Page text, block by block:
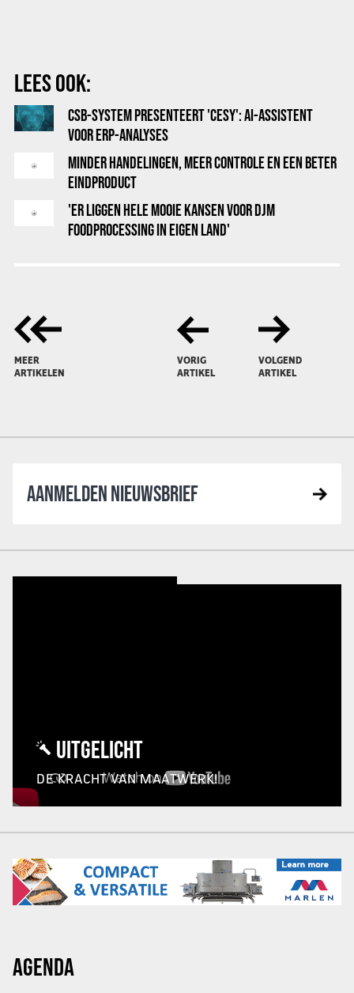
LEES OOK:
CSB-SYSTEM PRESENTEERT 'CESY': AI-ASSISTENT
VOOR ERP-ANALYSES
MINDER HANDELINGEN, MEER CONTROLE EN EEN BETER
EINDPRODUCT
'ER LIGGEN HELE MOOIE KANSEN VOOR DJM
FOODPROCESSING IN EIGEN LAND'
MEER
ARTIKELEN
VORIG
ARTIKEL
VOLGEND
ARTIKEL
AANMELDEN NIEUWSBRIEF
UITGELICHT
DE KRACHT VAN MAATWERK!
AGENDA